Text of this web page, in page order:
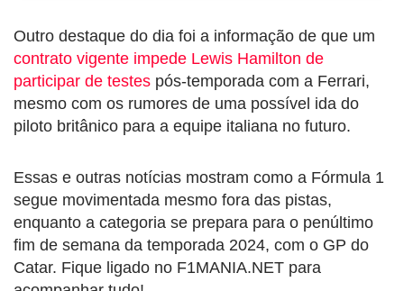
Outro destaque do dia foi a informação de que um
contrato vigente impede Lewis Hamilton de
participar de testes pós-temporada com a Ferrari,
mesmo com os rumores de uma possível ida do
piloto britânico para a equipe italiana no futuro.
Essas e outras notícias mostram como a Fórmula 1
segue movimentada mesmo fora das pistas,
enquanto a categoria se prepara para o penúltimo
fim de semana da temporada 2024, com o GP do
Catar. Fique ligado no F1MANIA.NET para